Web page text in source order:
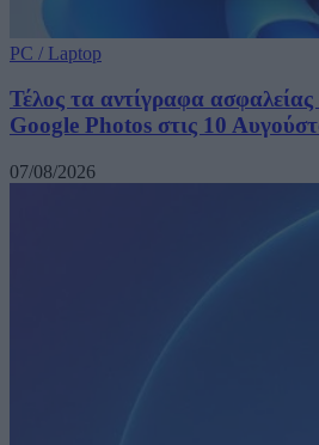
PC / Laptop
Τέλος τα αντίγραφα
Google Photos στις 10
07/08/2026